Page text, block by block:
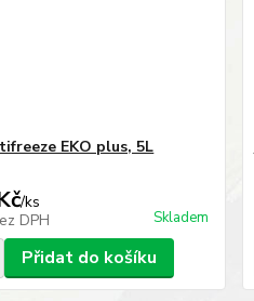
EKO plus, 5L
/ks
DPH Skladem
Přidat do košíku